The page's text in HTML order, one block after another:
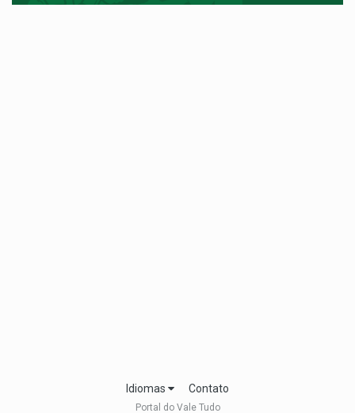
Idiomas Contato
Portal do Vale Tudo